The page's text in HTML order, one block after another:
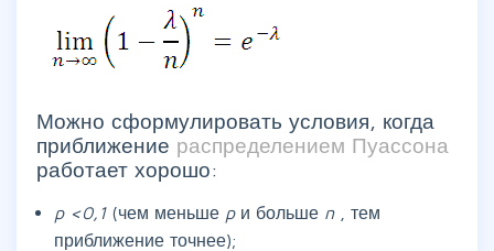
Можно сформулировать условия, когда
приближение распределением Пуассона
работает хорошо:
p <0,1 (чем меньше p и больше n
, тем
приближение точнее);